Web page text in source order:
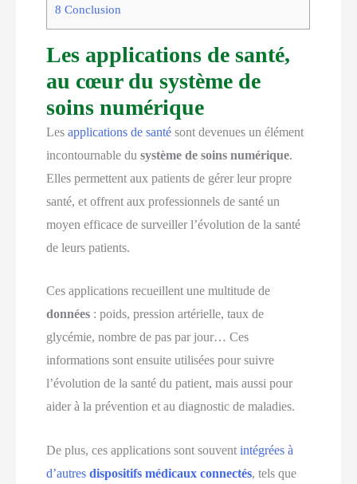
8 Conclusion
Les applications de santé,
au cœur du système de
soins numérique
Lesapplications de santé sont devenues un élément
incontournable dusystème de soins numérique.
Elles permettent aux patients de gérer leur propre
santé, et offrent aux professionnels de santé un
moyen efficace de surveiller l’évolution de la santé
de leurs patients.
Ces applications recueillent une multitude de
données : poids, pression artérielle, taux de
glycémie, nombre de pas par jour… Ces
informations sont ensuite utilisées pour suivre
l’évolution de la santé du patient, mais aussi pour
aider à la prévention et au diagnostic de maladies.
De plus, ces applications sont souventintégrées à
d’autresdispositifs médicaux connectés, tels que